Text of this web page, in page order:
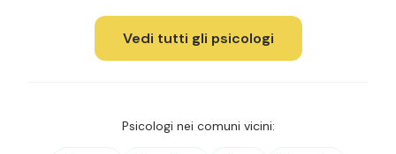
Vedi tutti gli psicologi
Psicologi nei comuni vicini: